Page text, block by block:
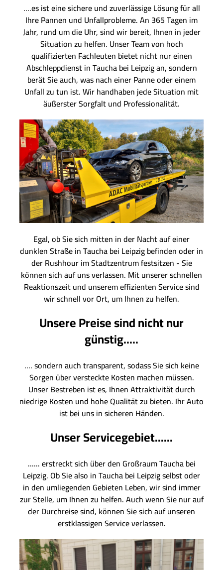
....es ist eine sichere und zuverlässige Lösung für all
Ihre Pannen und Unfallprobleme. An 365 Tagen im
Jahr, rund um die Uhr, sind wir bereit, Ihnen in jeder
Situation zu helfen. Unser Team von hoch
qualifizierten Fachleuten bietet nicht nur einen
Abschleppdienst in Taucha bei Leipzig an, sondern
berät Sie auch, was nach einer Panne oder einem
Unfall zu tun ist. Wir handhaben jede Situation mit
äußerster Sorgfalt und Professionalität.
Egal, ob Sie sich mitten in der Nacht auf einer
dunklen Straße in Taucha bei Leipzig befinden oder in
der Rushhour im Stadtzentrum festsitzen - Sie
können sich auf uns verlassen. Mit unserer schnellen
Reaktionszeit und unserem effizienten Service sind
wir schnell vor Ort, um Ihnen zu helfen.
Unsere Preise sind nicht nur
günstig.....
.... sondern auch transparent, sodass Sie sich keine
Sorgen über versteckte Kosten machen müssen.
Unser Bestreben ist es, Ihnen Attraktivität durch
niedrige Kosten und hohe Qualität zu bieten. Ihr Auto
ist bei uns in sicheren Händen.
Unser Servicegebiet......
...... erstreckt sich über den Großraum Taucha bei
Leipzig. Ob Sie also in Taucha bei Leipzig selbst oder
in den umliegenden Gebieten Leben, wir sind immer
zur Stelle, um Ihnen zu helfen. Auch wenn Sie nur auf
der Durchreise sind, können Sie sich auf unseren
erstklassigen Service verlassen.